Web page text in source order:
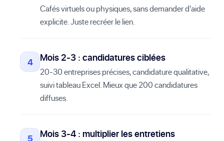
Cafés virtuels ou physiques, sans demander d'aide
explicite. Juste recréer le lien.
Mois 2-3 : candidatures ciblées
20-30 entreprises précises, candidature qualitative,
suivi tableau Excel. Mieux que 200 candidatures
diffuses.
Mois 3-4 : multiplier les entretiens